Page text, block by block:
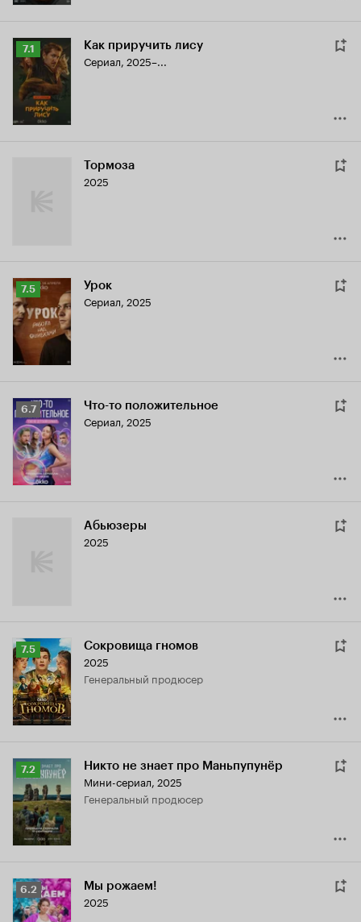
Рейтинг
Кинопоиска
7.1
7.1 Как приручить лису
Сериал, 2025–...
Тормоза
2025
Рейтинг
Кинопоиска
7.5
7.5 Урок
Сериал, 2025
Рейтинг
Кинопоиска
6.7
6.7 Что-то положительное
Сериал, 2025
Абьюзеры
2025
Рейтинг
Кинопоиска
7.5
7.5 Сокровища гномов
2025
генеральный продюсер
Рейтинг
Кинопоиска
7.2
7.2 Никто не знает про Маньпупунёр
Мини-сериал, 2025
генеральный продюсер
Рейтинг
Кинопоиска
6.2 Мы рожаем!
2025